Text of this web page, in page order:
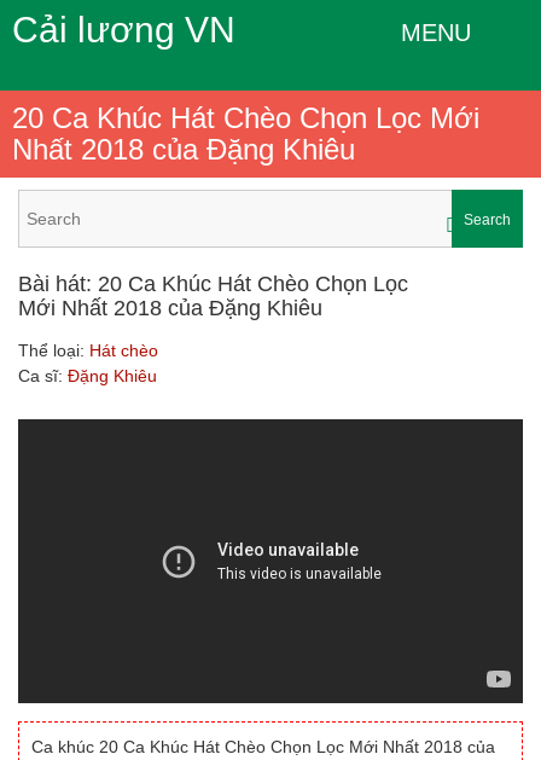
Cải lương VN MENU
20 Ca Khúc Hát Chèo Chọn Lọc Mới
Nhất 2018 của Đặng Khiêu
Search
Bài hát: 20 Ca Khúc Hát Chèo Chọn Lọc
Mới Nhất 2018 của Đặng Khiêu
Thể loại: Hát chèo
Ca sĩ: Đặng Khiêu
Ca khúc 20 Ca Khúc Hát Chèo Chọn Lọc Mới Nhất 2018 của